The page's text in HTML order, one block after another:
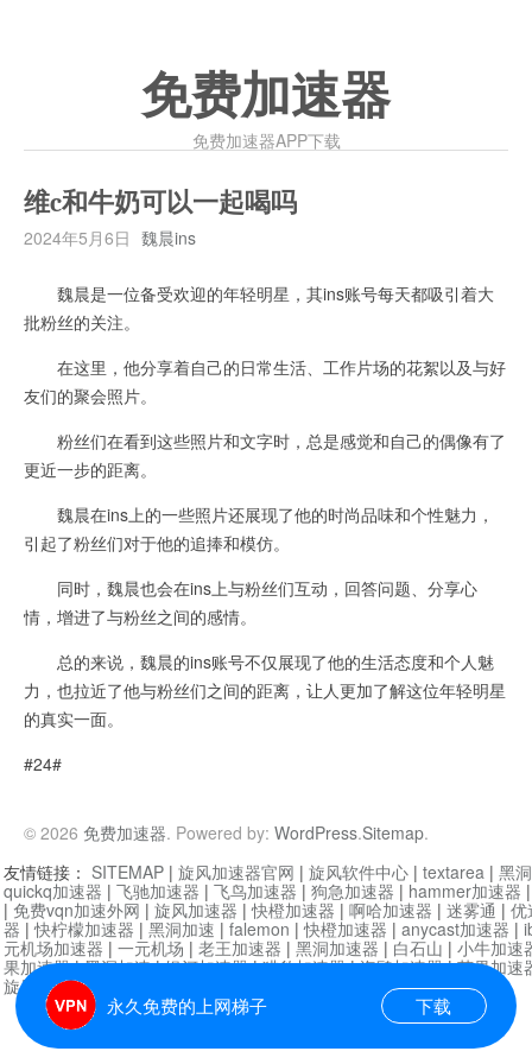
免费加速器
免费加速器APP下载
维c和牛奶可以一起喝吗
2024年5月6日 魏晨ins
魏晨是一位备受欢迎的年轻明星，其ins账号每天都吸引着大
批粉丝的关注。
在这里，他分享着自己的日常生活、工作片场的花絮以及与好
友们的聚会照片。
粉丝们在看到这些照片和文字时，总是感觉和自己的偶像有了
更近一步的距离。
魏晨在ins上的一些照片还展现了他的时尚品味和个性魅力，
引起了粉丝们对于他的追捧和模仿。
同时，魏晨也会在ins上与粉丝们互动，回答问题、分享心
情，增进了与粉丝之间的感情。
总的来说，魏晨的ins账号不仅展现了他的生活态度和个人魅
力，也拉近了他与粉丝们之间的距离，让人更加了解这位年轻明星
的真实一面。
#24#
© 2026 免费加速器. Powered by: WordPress.Sitemap.
永久免费的上网梯子 下载
友情链接： SITEMAP | 旋风加速器官网 | 旋风软件中心 | textarea | 黑
quickq加速器 | 飞驰加速器 | 飞鸟加速器 | 狗急加速器 | hammer加速器
| 免费vqn加速外网 | 旋风加速器 |快橙加速器 | 啊哈加速器 | 迷雾通 | 优
器 |快柠檬加速器 | 黑洞加速 | falemon |快橙加速器 | anycast加速器 |
元机场加速器 | 一元机场 | 老王加速器 | 黑洞加速器 | 白石山 | 小牛加速
果加速器|黑洞加速|银河加速器|猎豹加速器|海鸥加速器|芒果加速
旋风加速器度器